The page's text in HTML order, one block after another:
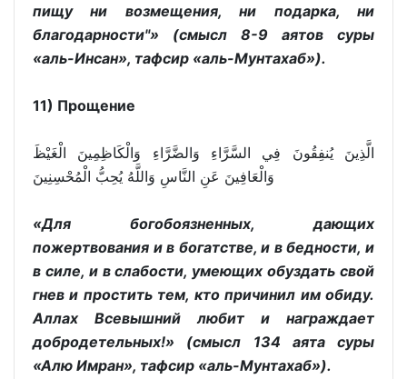
пищу ни возмещения, ни подарка, ни
благодарности"» (смысл 8-9 аятов суры
«аль-Инсан», тафсир «аль-Мунтахаб»).
11) Прощение
الَّذِينَ يُنفِقُونَ فِي السَّرَّاءِ وَالضَّرَّاءِ وَالْكَاظِمِينَ الْغَيْظَ
وَالْعَافِينَ عَنِ النَّاسِ وَاللَّهُ يُحِبُّ الْمُحْسِنِينَ
«Для богобоязненных, дающих
пожертвования и в богатстве, и в бедности, и
в силе, и в слабости, умеющих обуздать свой
гнев и простить тем, кто причинил им обиду.
Аллах Всевышний любит и награждает
добродетельных!» (смысл 134 аята суры
«Алю Имран», тафсир «аль-Мунтахаб»).